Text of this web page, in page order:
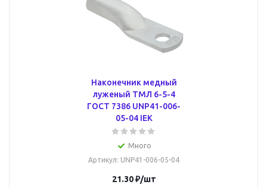
Наконечник медный
луженый ТМЛ 6-5-4
ГОСТ 7386 UNP41-006-
05-04 IEK
Много
Артикул: UNP41-006-05-04
21.30₽/шт